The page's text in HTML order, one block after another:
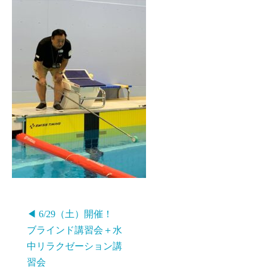
◀ 6/29（土）開催！
ブラインド講習会＋水
中リラクゼーション講
習会